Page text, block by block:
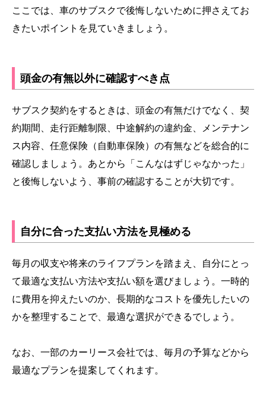
ここでは、車のサブスクで後悔しないために押さえてお
きたいポイントを見ていきましょう。
頭金の有無以外に確認すべき点
サブスク契約をするときは、頭金の有無だけでなく、契
約期間、走行距離制限、中途解約の違約金、メンテナン
ス内容、任意保険（自動車保険）の有無などを総合的に
確認しましょう。あとから「こんなはずじゃなかった」
と後悔しないよう、事前の確認することが大切です。
自分に合った支払い方法を見極める
毎月の収支や将来のライフプランを踏まえ、自分にとっ
て最適な支払い方法や支払い額を選びましょう。一時的
に費用を抑えたいのか、長期的なコストを優先したいの
かを整理することで、最適な選択ができるでしょう。
なお、一部のカーリース会社では、毎月の予算などから
最適なプランを提案してくれます。